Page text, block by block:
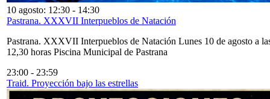
10 agosto: 12:30 - 14:30
Pastrana. XXXVII Interpueblos de Natación
Pastrana. XXXVII Interpueblos de Natación Lunes 10 de agosto a
12,30 horas Piscina Municipal de Pastrana
23:00 - 23:59
Traid. Proyección bajo las estrellas